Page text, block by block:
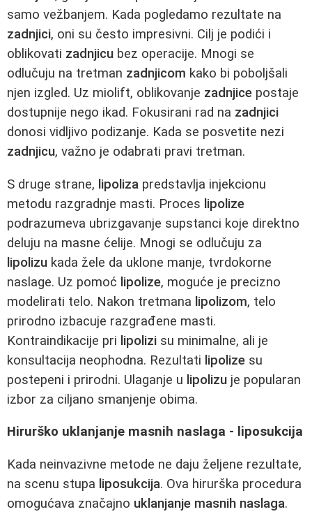
samo vežbanjem. Kada pogledamo rezultate na
zadnjici, oni su često impresivni. Cilj je podići i
oblikovati zadnjicu bez operacije. Mnogi se
odlučuju na tretman zadnjicom kako bi poboljšali
njen izgled. Uz miolift, oblikovanje zadnjice postaje
dostupnije nego ikad. Fokusirani rad na zadnjici
donosi vidljivo podizanje. Kada se posvetite nezi
zadnjicu, važno je odabrati pravi tretman.
S druge strane, lipoliza predstavlja injekcionu
metodu razgradnje masti. Proces lipolize
podrazumeva ubrizgavanje supstanci koje direktno
deluju na masne ćelije. Mnogi se odlučuju za
lipolizu kada žele da uklone manje, tvrdokorne
naslage. Uz pomoć lipolize, moguće je precizno
modelirati telo. Nakon tretmana lipolizom, telo
prirodno izbacuje razgrađene masti.
Kontraindikacije pri lipolizi su minimalne, ali je
konsultacija neophodna. Rezultati lipolize su
postepeni i prirodni. Ulaganje u lipolizu je popularan
izbor za ciljano smanjenje obima.
Hirurško uklanjanje masnih naslaga - liposukcija
Kada neinvazivne metode ne daju željene rezultate,
na scenu stupa liposukcija. Ova hirurška procedura
omogućava značajno uklanjanje masnih naslaga.